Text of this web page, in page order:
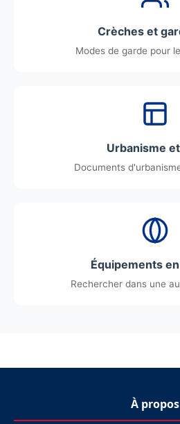
Crèches et
Modes de garde pour
Urbanisme
Documents
Équipements
Rechercher dans une
À propos